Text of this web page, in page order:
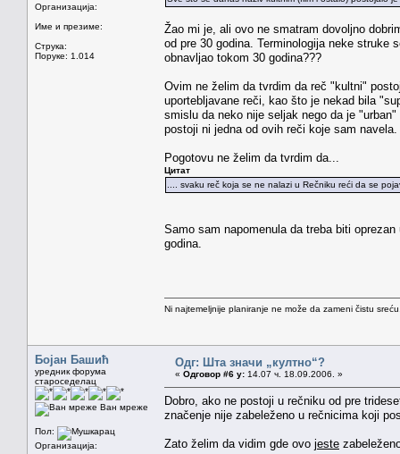
Организација:
Име и презиме:
Струка:
Поруке: 1.014
Žao mi je, ali ovo ne smatram dovoljno
od pre 30 godina. Terminologija neke
obnavljao tokom 30 godina???
Ovim ne želim da tvrdim da reč "kultni"
uportebljavane reči, kao što je nekad bila
smislu da neko nije seljak nego da je
postoji ni jedna od ovih reči koje sam navela.
Pogotovu ne želim da tvrdim da...
Цитат
.... svaku reč koja se ne nalazi u Rečniku reći da se
Samo sam napomenula da treba biti
godina.
Ni najtemeljnije planiranje ne može da zameni čistu
Бојан Башић
уредник форума
староседелац
Ван мреже
Пол:
Организација:
Одг: Шта значи „култно“?
« Одговор #6 у: 14.07 ч. 18.09.2006. »
Dobro, ako ne postoji u rečniku od pre
značenje nije zabeleženo u rečnicima koji
Zato želim da vidim gde ovo jeste